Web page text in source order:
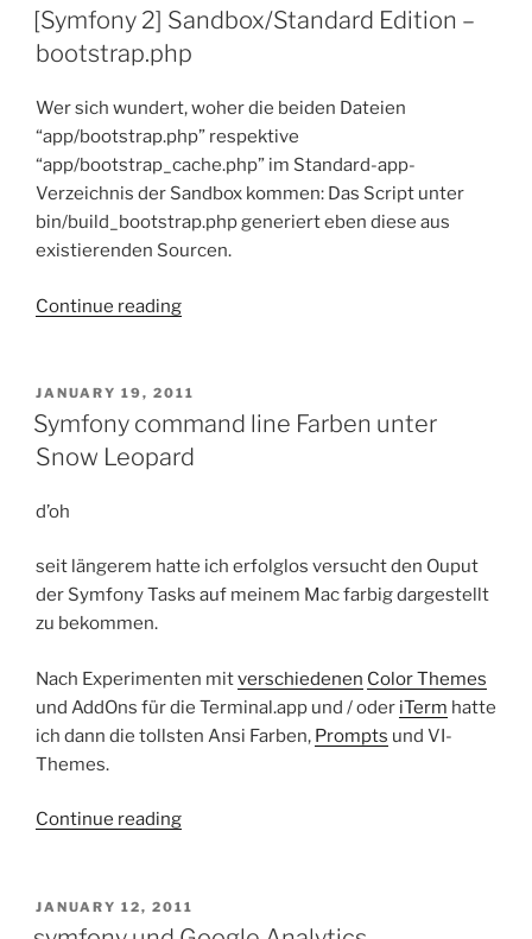
released”
ON
[Symfony 2] Sandbox/Standard Edition –
bootstrap.php
Wer sich wundert, woher die beiden Dateien
“app/bootstrap.php” respektive
“app/bootstrap_cache.php” im Standard-app-
Verzeichnis der Sandbox kommen: Das Script unter
bin/build_bootstrap.php generiert eben diese aus
existierenden Sourcen.
Continue reading“[Symfony
Edition
–
bootstrap.php”
POSTED
ON
JANUARY 19, 2011
Symfony command line Farben unter
Snow Leopard
d’oh
seit längerem hatte ich erfolglos versucht den Ouput
der Symfony Tasks auf meinem Mac farbig dargestellt
zu bekommen.
Nach Experimenten mitverschiedenen Color Themes
und AddOns für die Terminal.app und / oder iTerm hatte
ich dann die tollsten Ansi Farben, Prompts und VI-
Themes.
Continue reading“Symfony
Farben
unter
POSTED
JANUARY 12, 2011